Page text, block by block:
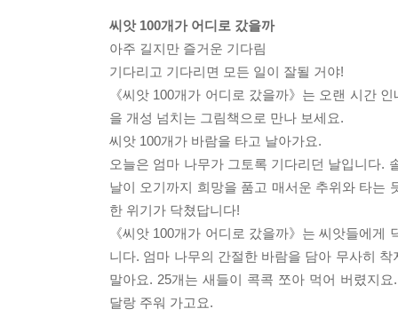
씨앗 100개가 어디로 갔을까
아주 길지만 즐거운 기다림
기다리고 기다리면 모든 일이 잘될 거야!
《씨앗 100개가 어디로 갔을까》는 오랜 시간
을 개성 넘치는 그림책으로 만나 보세요.
씨앗 100개가 바람을 타고 날아가요.
오늘은 엄마 나무가 그토록 기다리던 날입니다.
날이 오기까지 희망을 품고 매서운 추위와 타는
한 위기가 닥쳤답니다!
《씨앗 100개가 어디로 갔을까》는 씨앗들에
니다. 엄마 나무의 간절한 바람을 담아 무사히
말아요. 25개는 새들이 콕콕 쪼아 먹어 버렸지
달랑 주워 가고요.